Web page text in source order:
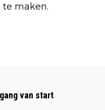
maken.
van start